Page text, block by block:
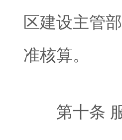
区建设主管
准核算。
第十条